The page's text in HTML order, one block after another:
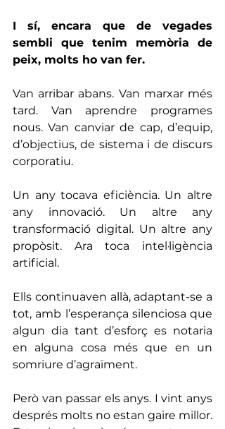
I sí, encara que de vegades
sembli que tenim memòria de
peix, molts ho van fer.
Van arribar abans. Van marxar més
tard. Van aprendre programes
nous. Van canviar de cap, d’equip,
d’objectius, de sistema i de discurs
corporatiu.
Un any tocava eficiència. Un altre
any innovació. Un altre any
transformació digital. Un altre any
propòsit. Ara toca intel·ligència
artificial.
Ells continuaven allà, adaptant-se a
tot, amb l’esperança silenciosa que
algun dia tant d’esforç es notaria
en alguna cosa més que en un
somriure d’agraïment.
Però van passar els anys. I vint anys
després molts no estan gaire millor.